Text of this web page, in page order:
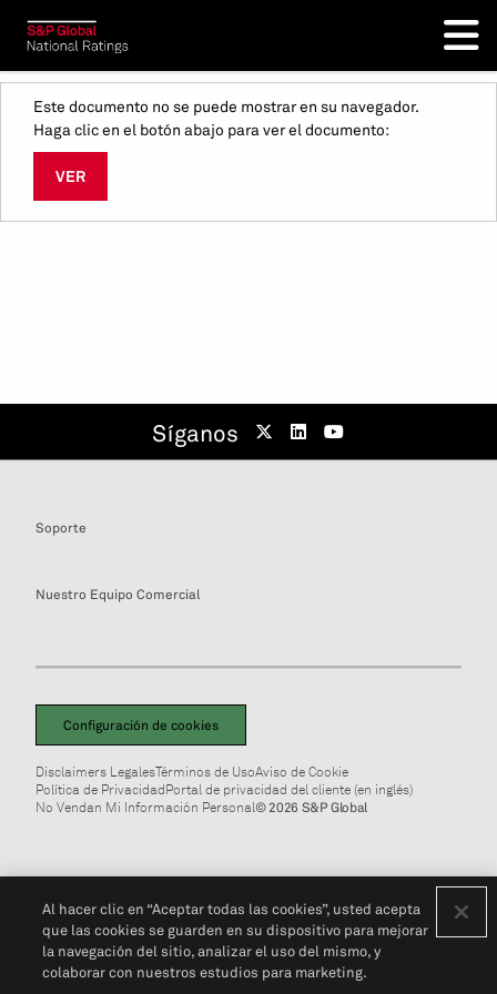
Este documento no se puede mostrar en su navegador.
Haga clic en el botón abajo para ver el documento:
VER
Síganos
Soporte
Nuestro Equipo Comercial
Configuración de cookies
Disclaimers LegalesTérminos de UsoAviso de Cookie
Política de PrivacidadPortal de privacidad del cliente (en inglés)
No Vendan Mi Información Personal© 2026 S&P Global
Al hacer clic en “Aceptar todas las cookies”, usted acepta
que las cookies se guarden en su dispositivo para mejorar
la navegación del sitio, analizar el uso del mismo, y
colaborar con nuestros estudios para marketing.